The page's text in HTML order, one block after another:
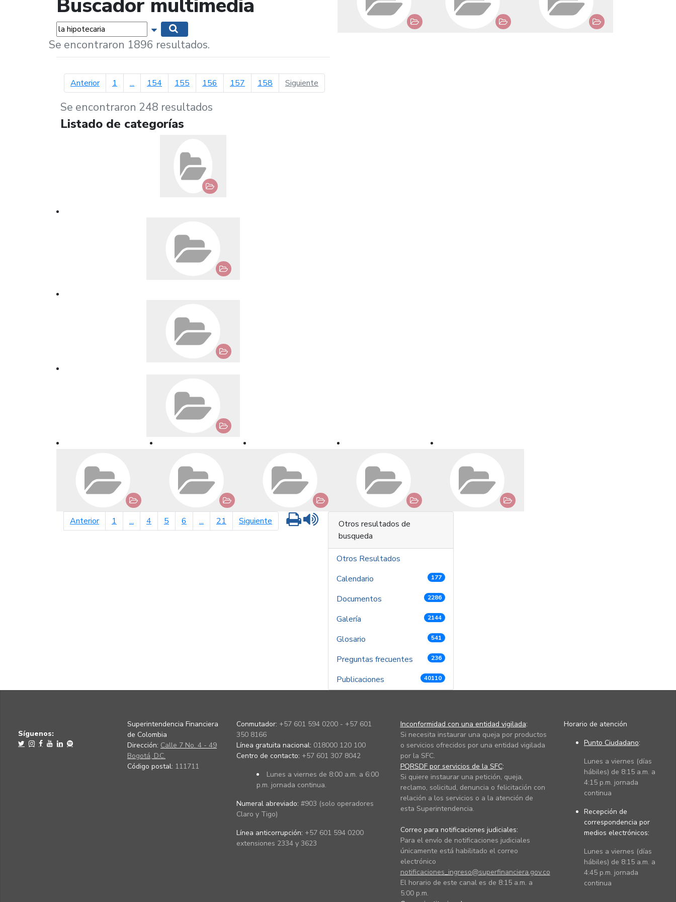
Buscador multimedia
Palabras... Mostrar opciones de búsqueda
Se encontraron 1896 resultados.
Anteriorpágina anterior
1 ... 154 155 156 157 158 Siguiente
Se encontraron 248 resultados
Listado de categorías
Anteriorpágina anterior
1 ... 4 5 6 ... 21 Siguientepágina siguiente
Imprimir
Otros resultados de
busqueda
Otros Resultados
Calendario
177
Documentos 2286
Galería 2144
Glosario 541
Preguntas frecuentes 236
Publicaciones 40110
Síguenos:
Superintendencia Financiera
de Colombia
Dirección: Calle 7 No. 4 - 49
Bogotá, D.C.
Código postal: 111711
Conmutador: +57 601 594 0200 - +57 601
350 8166
Línea gratuita nacional: 018000 120 100
Centro de contacto: +57 601 307 8042
Lunes a viernes de 8:00 a.m. a 6:00
p.m. jornada continua.
Numeral abreviado: #903 (solo operadores
Claro y Tigo)
Línea anticorrupción: +57 601 594 0200
extensiones 2334 y 3623
Inconformidad con una entidad vigilada:
Si necesita instaurar una queja por productos
o servicios ofrecidos por una entidad vigilada
por la SFC.
PQRSDF por servicios de la SFC:
Si quiere instaurar una petición, queja,
reclamo, solicitud, denuncia o felicitación con
relación a los servicios o a la atención de
esta Superintendencia.
Correo para notificaciones judiciales:
Para el envío de notificaciones judiciales
únicamente está habilitado el correo
electrónico
notificaciones_ingreso@superfinanciera.gov.co
El horario de este canal es de 8:15 a.m. a
5:00 p.m.
Horario de atención
Punto Ciudadano:
Lunes a viernes (días
hábiles) de 8:15 a.m. a
4:15 p.m. jornada
continua
Recepción de
correspondencia por
medios electrónicos:
Lunes a viernes (días
hábiles) de 8:15 a.m. a
4:45 p.m. jornada
continua